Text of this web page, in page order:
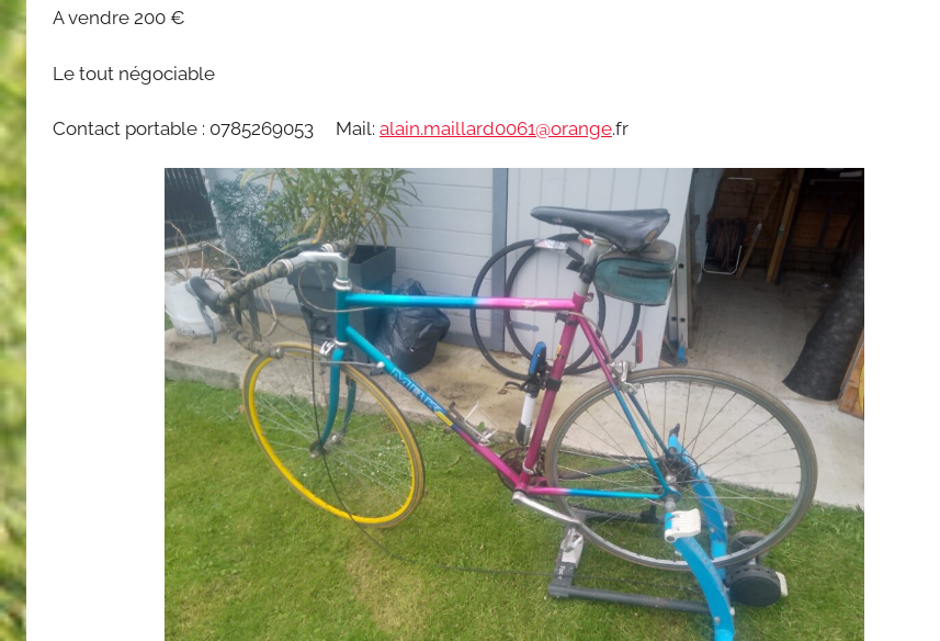
A vendre 200 €
Le tout négociable
Contact portable : 0785269053 Mail: alain.maillard0061@orange.fr